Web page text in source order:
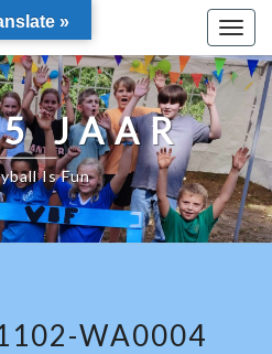
JAAR
Is Fun
WA0004
»